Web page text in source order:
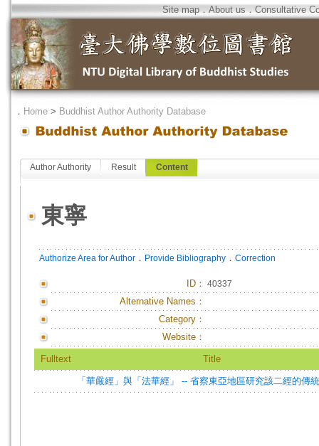
Site map．About us．Consultative
． Home > Buddhist Author Authority Database
Author Authority Result Content
東寧
Authorize Area for Author ． Provide Bibliography ． Correction
ID ： 40337
Alternative Names：
Category：
Website：
Fulltext Title
「華嚴經」與「法華經」 -- 省察東亞地區研究該二經的傳統